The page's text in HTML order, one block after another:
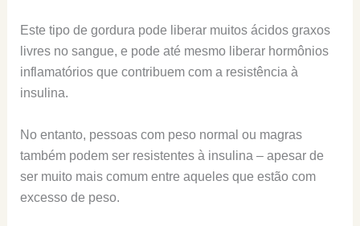
Este tipo de gordura pode liberar muitos ácidos graxos
livres no sangue, e pode até mesmo liberar hormônios
inflamatórios que contribuem com a resistência à
insulina.
No entanto, pessoas com peso normal ou magras
também podem ser resistentes à insulina – apesar de
ser muito mais comum entre aqueles que estão com
excesso de peso.